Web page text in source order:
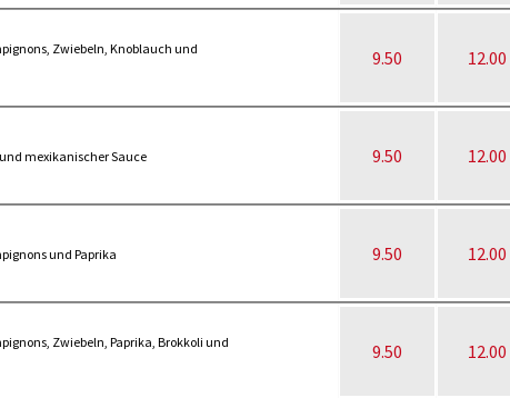
Zwiebeln, Knoblauch und
9.50 12.00
mexikanischer Sauce
9.50 12.00
und Paprika
9.50 12.00
Zwiebeln, Paprika, Brokkoli und
9.50 12.00